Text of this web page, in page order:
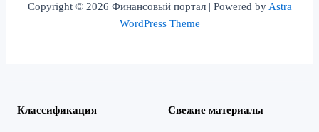
Copyright © 2026 Финансовый портал | Powered byAstra
WordPress Theme
Классификация Свежие материалы